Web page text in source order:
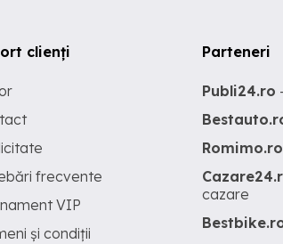
clienți
frecvente
VIP
și condiții
Parteneri
Publi24.ro
Romimo.ro
cazare